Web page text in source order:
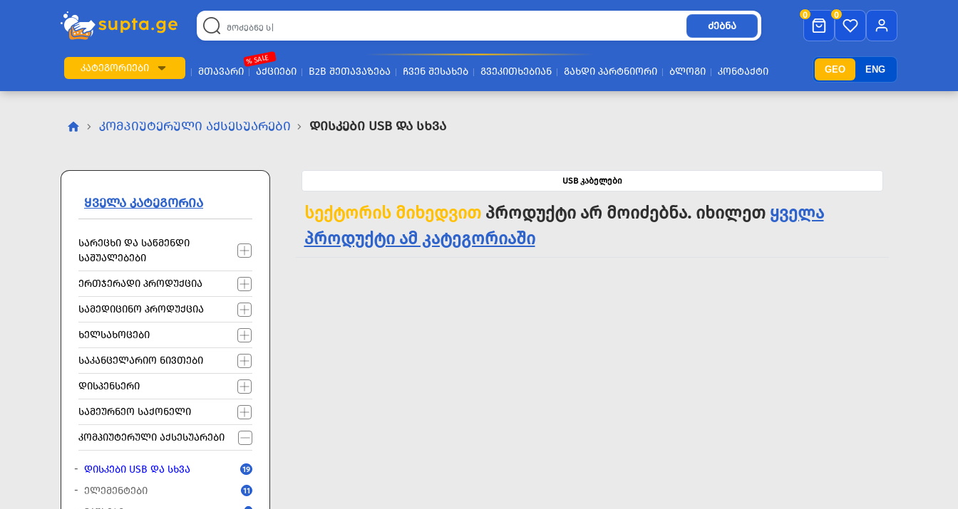
GEO ENG
ᲫᲔᲑᲜᲐ
0 0
ᲙᲐᲢᲔᲒᲝᲠᲘᲔᲑᲘ ᲛᲗᲐᲕᲐᲠᲘ ᲐᲥᲪᲘᲔᲑᲘ
% SALE
B2B ᲨᲔᲗᲐᲕᲐᲖᲔᲑᲐ ᲩᲕᲔᲜ ᲨᲔᲡᲐᲮᲔᲑ ᲒᲕᲔᲙᲘᲗᲮᲔᲑᲘᲐᲜ ᲒᲐᲮᲓᲘ ᲞᲐᲠᲢᲜᲘᲝᲠᲘ ᲑᲚᲝᲒᲘ ᲙᲝᲜᲢᲐᲥᲢᲘ
ᲙᲝᲛᲞᲘᲣᲢᲔᲠᲣᲚᲘ ᲐᲥᲡᲔᲡᲣᲐᲠᲔᲑᲘ Დისკები USB Და Სხვა
ᲧᲕᲔᲚᲐ ᲙᲐᲢᲔᲒᲝᲠᲘᲐ
ᲡᲐᲠᲔᲪᲮᲘ ᲓᲐ ᲡᲐᲬᲛᲔᲜᲓᲘ
ᲡᲐᲨᲣᲐᲚᲔᲑᲔᲑᲘ
ᲔᲠᲗᲯᲔᲠᲐᲓᲘ ᲞᲠᲝᲓᲣᲥᲪᲘᲐ
ᲡᲐᲛᲔᲓᲘᲪᲘᲜᲝ ᲞᲠᲝᲓᲣᲥᲪᲘᲐ
ᲮᲔᲚᲡᲐᲮᲝᲪᲔᲑᲘ
ᲡᲐᲙᲐᲜᲪᲔᲚᲐᲠᲘᲝ ᲜᲘᲕᲗᲔᲑᲘ
ᲓᲘᲡᲞᲔᲜᲡᲔᲠᲘ
ᲡᲐᲛᲔᲣᲠᲜᲔᲝ ᲡᲐᲥᲝᲜᲔᲚᲘ
ᲙᲝᲛᲞᲘᲣᲢᲔᲠᲣᲚᲘ ᲐᲥᲡᲔᲡᲣᲐᲠᲔᲑᲘ
ᲓᲘᲡᲙᲔᲑᲘ USB ᲓᲐ ᲡᲮᲕᲐ 19
ᲔᲚᲔᲛᲔᲜᲢᲔᲑᲘ 11
USB კაბელები
სექტორის მიხედვითპროდუქტი არ მოიძებნა. იხილეთ ყველა
პროდუქტი ამ კატეგორიაში